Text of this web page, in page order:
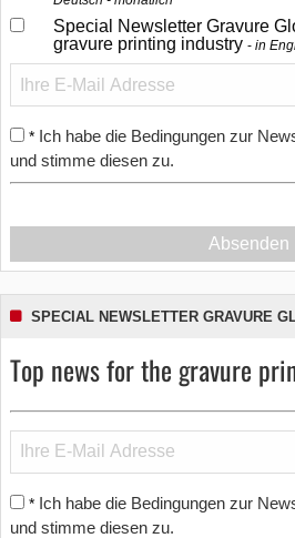
Special Newsletter Gravure
gravure printing industry
in
* Ich habe die Bedingungen zur
und stimme diesen zu.
Absenden
SPECIAL NEWSLETTER GRAVURE
Top news for the gravure
* Ich habe die Bedingungen zur
und stimme diesen zu.